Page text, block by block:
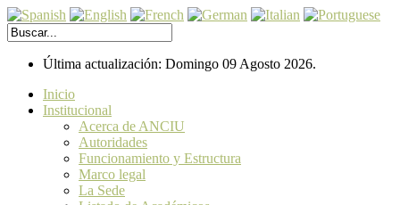
Última actualización: Domingo 09 Agosto 2026.
Inicio
Institucional
Acerca de ANCIU
Autoridades
Funcionamiento y Estructura
Marco legal
La Sede